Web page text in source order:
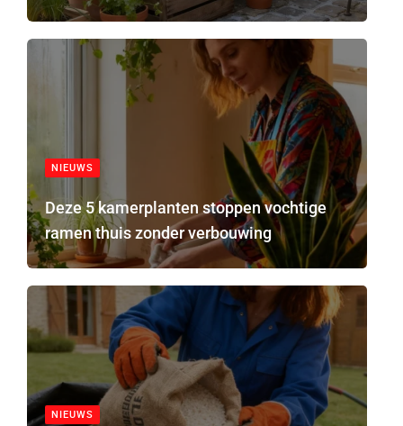
NIEUWS
Deze 5 kamerplanten stoppen vochtige
ramen thuis zonder verbouwing
NIEUWS